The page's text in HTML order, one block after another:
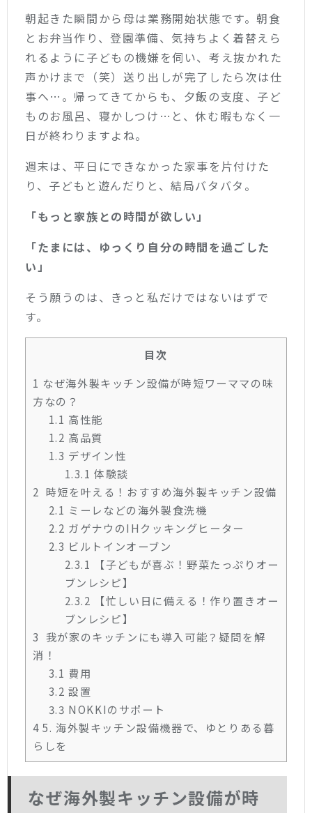
朝起きた瞬間から母は業務開始状態です。朝食
とお弁当作り、登園準備、気持ちよく着替えら
れるように子どもの機嫌を伺い、考え抜かれた
声かけまで（笑）送り出しが完了したら次は仕
事へ…。帰ってきてからも、夕飯の支度、子ど
ものお風呂、寝かしつけ…と、休む暇もなく一
日が終わりますよね。
週末は、平日にできなかった家事を片付けた
り、子どもと遊んだりと、結局バタバタ。
「もっと家族との時間が欲しい」
「たまには、ゆっくり自分の時間を過ごした
い」
そう願うのは、きっと私だけではないはずで
す。
目次
1 なぜ海外製キッチン設備が時短ワーママの味
方なの？
1.1 高性能
1.2 高品質
1.3 デザイン性
1.3.1 体験談
2 時短を叶える！おすすめ海外製キッチン設備
2.1 ミーレなどの海外製食洗機
2.2 ガゲナウのIHクッキングヒーター
2.3 ビルトインオーブン
2.3.1
【子どもが喜ぶ！野菜たっぷりオー
ブンレシピ】
2.3.2 【忙しい日に備える！作り置きオー
ブンレシピ】
3 我が家のキッチンにも導入可能？疑問を解
消！
3.1 費用
3.2 設置
3.3 NOKKIのサポート
4 5. 海外製キッチン設備機器で、ゆとりある暮
らしを
なぜ海外製キッチン設備が時